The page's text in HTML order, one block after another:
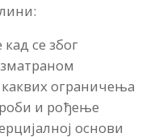
се због
ограничења
и рођење
основи